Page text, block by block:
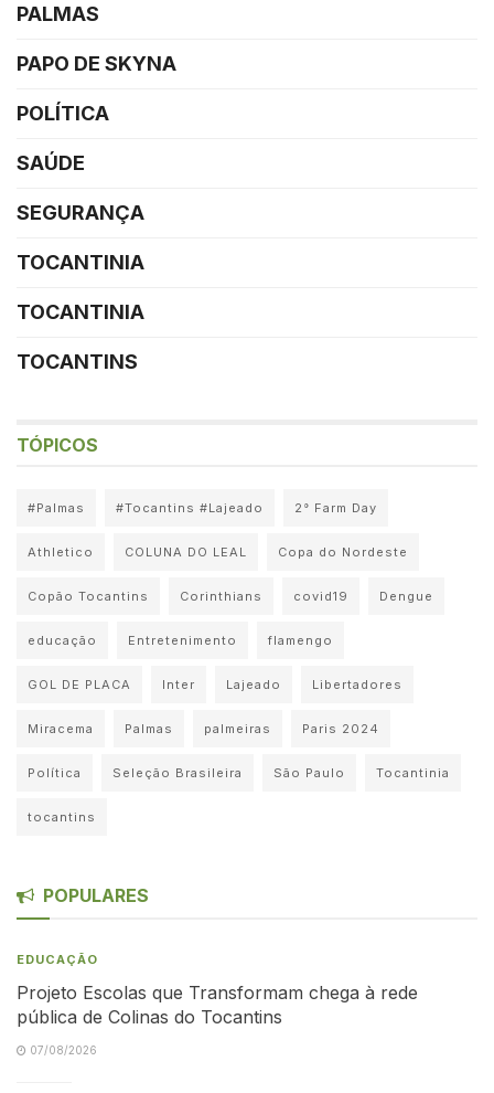
PALMAS
PAPO DE SKYNA
POLÍTICA
SAÚDE
SEGURANÇA
TOCANTINIA
TOCANTINIA
TOCANTINS
TÓPICOS
#Palmas #Tocantins #Lajeado 2° Farm Day
Athletico COLUNA DO LEAL Copa do Nordeste
Copão Tocantins Corinthians covid19 Dengue
educação Entretenimento flamengo
GOL DE PLACA Inter Lajeado Libertadores
Miracema Palmas palmeiras Paris 2024
Política Seleção Brasileira São Paulo Tocantinia
tocantins
POPULARES
EDUCAÇÃO
Projeto Escolas que Transformam chega à rede
pública de Colinas do Tocantins
07/08/2026